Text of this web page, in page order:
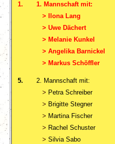
1.
1. Mannschaft mit:
>
Ilona Lang
> Uwe Dächert
> Melanie Kunkel
> Angelika Barnickel
> Markus Schöffler
5.
2. Mannschaft mit:
> Petra Schreiber
> Brigitte Stegner
> Martina Fischer
> Rachel Schuster
> Silvia Sabo